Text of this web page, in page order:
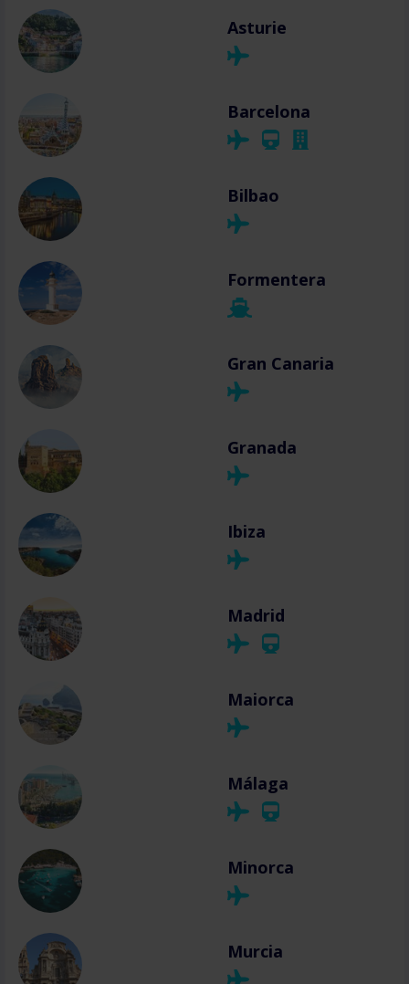
Asturie
Barcelona
Bilbao
Formentera
Gran Canaria
Granada
Ibiza
Madrid
Maiorca
Málaga
Minorca
Murcia